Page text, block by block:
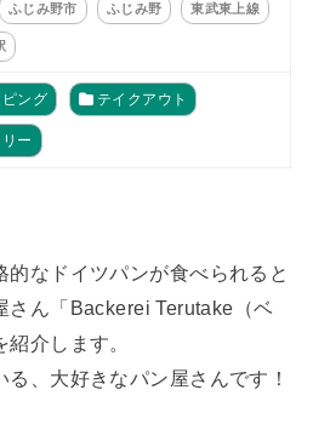
ふじみ野市 ふじみ野 東武東上線
ング テイクアウト
ー
的なドイツパンが食べられると
さん「Backerei Terutake（ベ
介します。
、大好きなパン屋さんです！